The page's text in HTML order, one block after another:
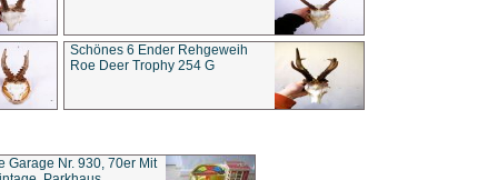
Schönes 6 Ender Rehgeweih
Roe Deer Trophy 254 G
Garage Nr. 930, 70er Mit